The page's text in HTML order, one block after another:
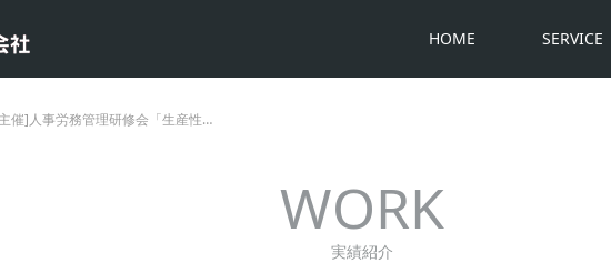
HOME SERVICE
催]人事労務管理研修会「生産性…
WORK
実績紹介